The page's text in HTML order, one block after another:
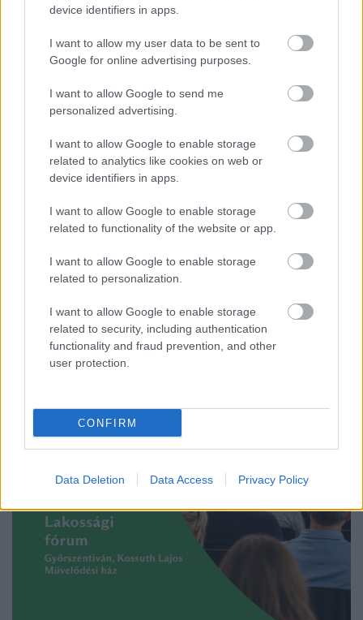
device identifiers in apps.
I want to allow my user data to be sent to
Google for online advertising purposes.
I want to allow Google to send me
personalized advertising.
I want to allow Google to enable storage
related to analytics like cookies on web or
device identifiers in apps.
I want to allow Google to enable storage
related to functionality of the website or app.
I want to allow Google to enable storage
related to personalization.
I want to allow Google to enable storage
related to security, including authentication
functionality and fraud prevention, and other
user protection.
CONFIRM
Data Deletion Data Access Privacy Policy
FÉRFIT BÁNTALMAZTAK ÉS ALÁZTAK MEG - HELYI
INFORMÁCIÓINK SZERINT A RENDŐRSÉG MÁR
A felvételen egy padon alvó férfit ütnek meg, majd arra
kényszerítik, hogy térdre ereszkedve megcsókolja egyikük